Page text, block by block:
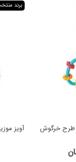
طرح خرگوش
برند
آویز